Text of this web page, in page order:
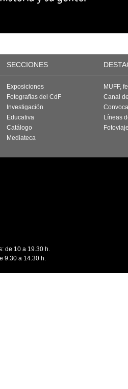
SECCIONES
Exposiciones
Fotografías del CdF
Investigación
Educativa
Catálogo
Mediateca
MUFF,
Canal
Líneas
de 10 a 19.30 h.
9.30 a 14.30 h.